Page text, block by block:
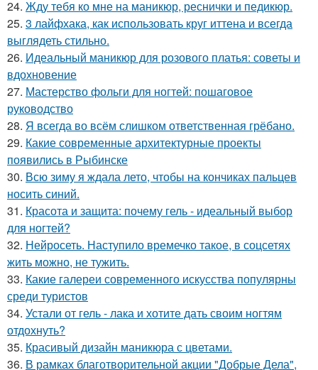
24. Жду тебя ко мне на маникюр, реснички и педикюр.
25. 3 лайфхака, как использовать круг иттена и всегда
выглядеть стильно.
26. Идеальный маникюр для розового платья: советы и
вдохновение
27. Мастерство фольги для ногтей: пошаговое
руководство
28. Я всегда во всём слишком ответственная грёбано.
29. Какие современные архитектурные проекты
появились в Рыбинске
30. Всю зиму я ждала лето, чтобы на кончиках пальцев
носить синий.
31. Красота и защита: почему гель - идеальный выбор
для ногтей?
32. Нейросеть. Наступило времечко такое, в соцсетях
жить можно, не тужить.
33. Какие галереи современного искусства популярны
среди туристов
34. Устали от гель - лака и хотите дать своим ногтям
отдохнуть?
35. Красивый дизайн маникюра с цветами.
36. В рамках благотворительной акции "Добрые Дела",